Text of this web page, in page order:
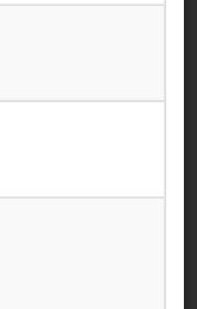
de
de